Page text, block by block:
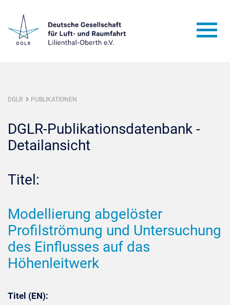
DGLR PUBLIKATIONEN
DGLR-Publikationsdatenbank -
Detailansicht
Titel:
Modellierung abgelöster
Profilströmung und Untersuchung
des Einflusses auf das
Höhenleitwerk
Titel (EN):